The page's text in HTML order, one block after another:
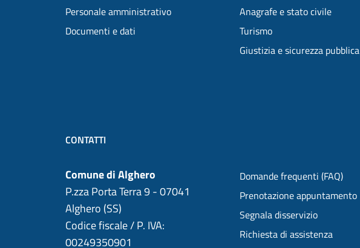
Personale amministrativo
Documenti e dati
Anagrafe e stato civile
Turismo
Giustizia e sicurezza pubblica
CONTATTI
Comune di Alghero
P.zza Porta Terra 9 - 07041
Alghero (SS)
Codice fiscale / P. IVA:
00249350901
Domande frequenti (FAQ)
Prenotazione appuntamento
Segnala disservizio
Richiesta di assistenza